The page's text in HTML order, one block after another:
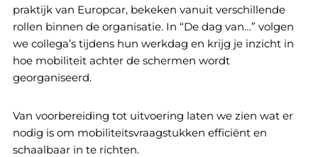
praktijk van Europcar, bekeken vanuit verschillende
rollen binnen de organisatie. In “De dag van…” volgen
we collega’s tijdens hun werkdag en krijg je inzicht in
hoe mobiliteit achter de schermen wordt
georganiseerd.
Van voorbereiding tot uitvoering laten we zien wat er
nodig is om mobiliteitsvraagstukken efficiënt en
schaalbaar in te richten.